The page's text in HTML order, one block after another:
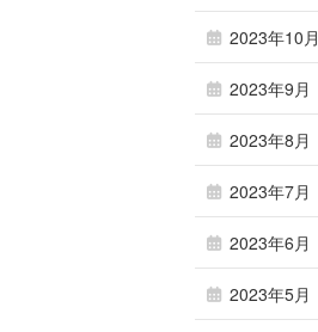
2023年10月
2023年9月
2023年8月
2023年7月
2023年6月
2023年5月